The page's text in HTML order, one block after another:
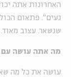
האחרונות אתה
נעים". פתאום
שנשאר. עצוב מאוד.
מה אתה עושה עם
עושה את כל מה